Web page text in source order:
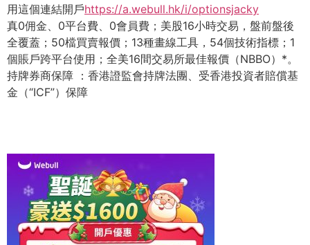
用這個連結開戶https://a.webull.hk/i/optionsjacky
真0佣金、0平台費、0會員費；美股16小時交易， 盤前盤後
全覆蓋；50檔買賣報價；13種畫線工具， 54個技術指標；1
個賬戶跨平台使用； 全美16間交易所最佳報價（NBBO）*。
持牌券商保障 ：香港證監會持牌法團、受香港投資者賠償基
金（“ICF”）保障